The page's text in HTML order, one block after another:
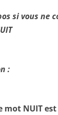
si vous ne
:
mot NUIT